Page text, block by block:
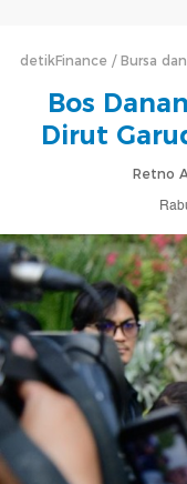
detikFinance Bursa
Bos
Dirut
Retno